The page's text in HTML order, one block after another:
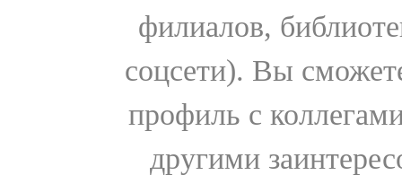
филиалов,
соцсети). Вы
профиль с
другими